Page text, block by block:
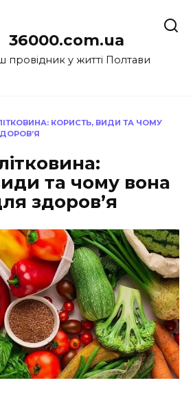
36000.com.ua
провідник у житті Полтави
КОРИСТЬ, ВИДИ ТА ЧОМУ
та чому вона
здоров’я